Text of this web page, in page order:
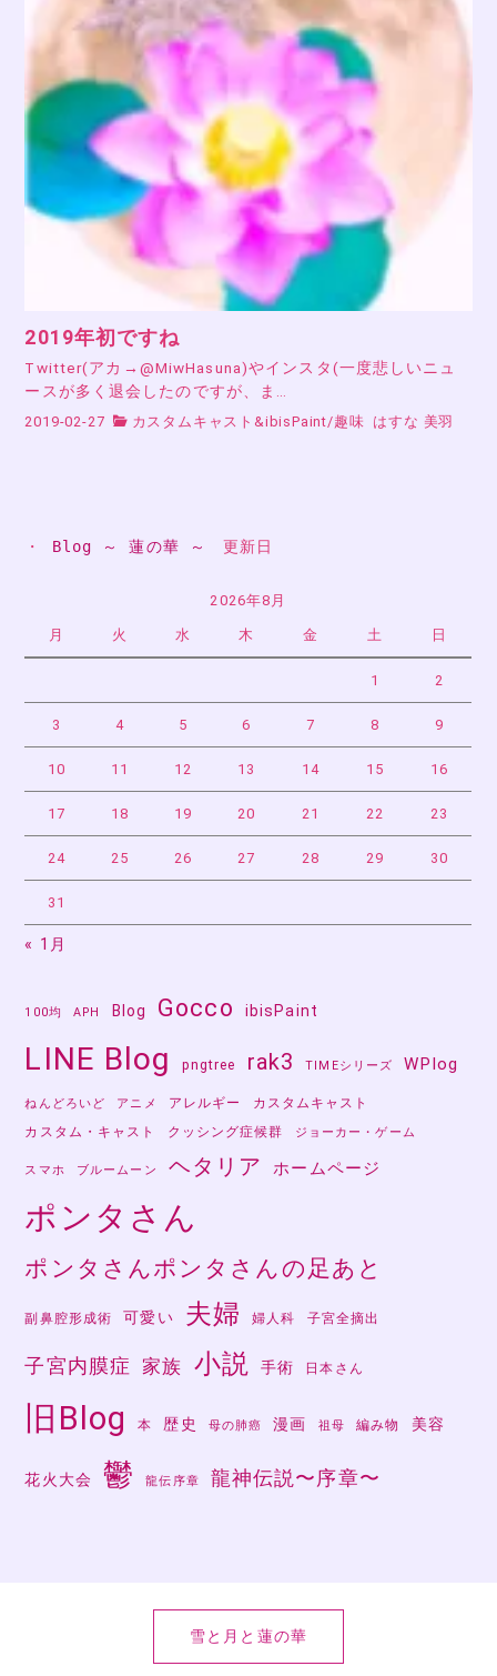
2019年初ですね
Twitter(アカ→@MiwHasuna)やインスタ(一度悲しいニュ
ースが多く退会したのですが、ま…
2019-02-27 カスタムキャスト&ibisPaint/趣味 はすな 美羽
・ Blog ～ 蓮の華 ～ 更新日
2026年8月
月 火 水 木 金 土 日
1 2
3 4 5 6 7 8 9
10 11 12 13 14 15 16
17 18 19 20 21 22 23
24 25 26 27 28 29 30
31
« 1月
100均 APH Blog Gocco ibisPaint
LINE Blog pngtree rak3 TIMEシリーズ WPlog
ねんどろいど アニメ アレルギー
カスタムキャスト
カスタム・キャスト
クッシング症候群 ジョーカー・ゲーム
スマホ ブルームーン ヘタリア ホームページ
ポンタさん
ポンタさんポンタさんの足あと
副鼻腔形成術 可愛い 夫婦 婦人科 子宮全摘出
子宮内膜症 家族 小説 手術 日本さん
旧Blog 本 歴史 母の肺癌 漫画 祖母 編み物 美容
花火大会 鬱 龍伝序章 龍神伝説〜序章〜
雪と月と蓮の華